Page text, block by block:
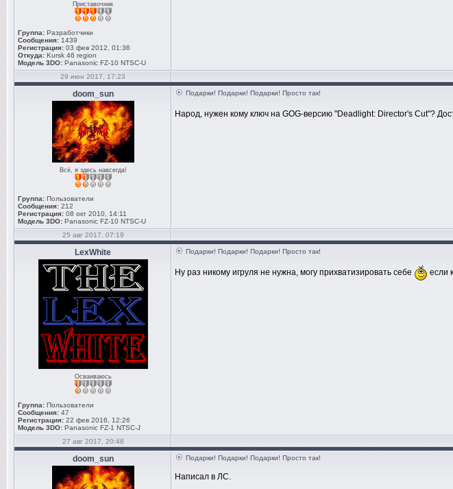
Приставочник
Группа: Разработчики
Сообщения: 1439
Регистрация: 03 фев 2012, 01:36
Откуда: Kursk 46 region
Модель 3DO: Panasonic FZ-10 NTSC-U
29 июн 2017, 17:23
doom_sun
Всё, я здесь навсегда!
Группа: Пользователи
Сообщения: 212
Регистрация: 08 окт 2010, 14:11
Модель 3DO: Panasonic FZ-10 NTSC-U
Подарки! Подарки! Подарки! Просто так!
Народ, нужен кому ключ на GOG-версию "Deadlight: Director's Cut"?
25 авг 2017, 07:19
LexWhite
Осваиваюсь
Группа: Пользователи
Сообщения: 47
Регистрация: 22 фев 2016, 12:26
Модель 3DO: Panasonic FZ-1 NTSC-J
Подарки! Подарки! Подарки! Просто так!
Ну раз никому игруля не нужна, могу прихватизировать себе если
27 авг 2017, 20:48
doom_sun Подарки! Подарки! Подарки! Просто так!
Написал в ЛС.